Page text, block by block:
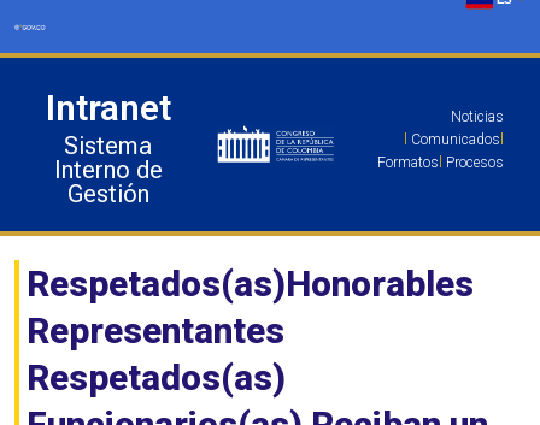
Intranet
Sistema
Interno de
Gestión
Noticias
Comunicados
Formatos Procesos
Respetados(as)Honorables
Representantes
Respetados(as)